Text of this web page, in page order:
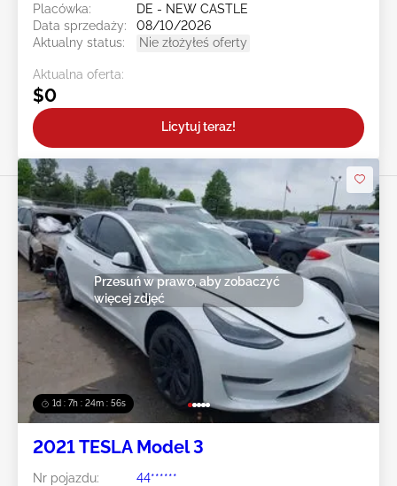
Placówka:
DE - NEW CASTLE
Data sprzedaży:
08/10/2026
Aktualny status:
Nie złożyłeś oferty
Aktualna oferta:
$0
Licytuj teraz!
1d : 7h : 24m : 54s
Przesuń w prawo, aby zobaczyć
więcej zdjęć
2021 TESLA Model 3
Nr pojazdu:
44******